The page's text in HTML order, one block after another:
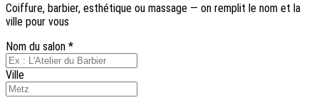
Coiffure, barbier, esthétique ou massage — on remplit le nom et la
ville pour vous
Nom du salon *
Ville